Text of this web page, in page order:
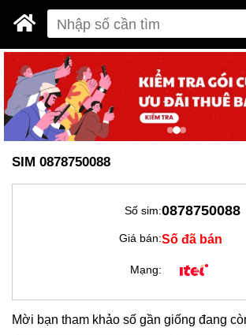
SIM 0878750088
Số sim:0878750088
Giá bán:Số đã bán
Mạng:
Mời bạn tham khảo số gần giống đang